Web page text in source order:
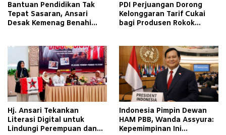
Bantuan Pendidikan Tak
Tepat Sasaran, Ansari
Desak Kemenag Benahi
PDI Perjuangan Dorong
Kelonggaran Tarif Cukai
bagi Produsen Rokok
Hj. Ansari Tekankan
Literasi Digital untuk
Lindungi Perempuan dan
Indonesia Pimpin Dewan
HAM PBB, Wanda Assyura:
Kepemimpinan Ini